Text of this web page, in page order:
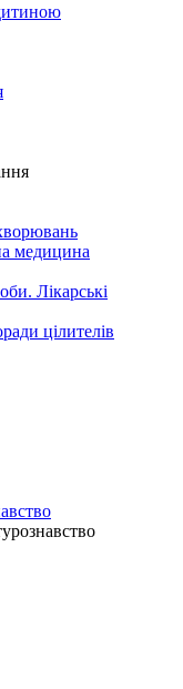
медицина
Лікарські
цілителів